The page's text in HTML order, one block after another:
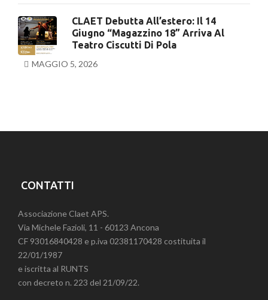
CLAET Debutta All’estero: Il 14
Giugno “Magazzino 18” Arriva Al
Teatro Ciscutti Di Pola
MAGGIO 5, 2026
CONTATTI
Associazione Claet APS.
Via Michele Fazioli, 11 - 60123 Ancona
CF 93016840428 e p.iva 02381170428 costituita il
22/01/1987
e iscritta al RUNTS
con decreto n. 223 del 21/09/22.